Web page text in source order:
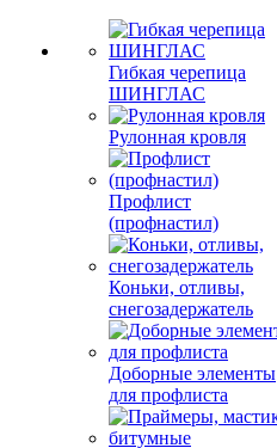
Гибкая черепица
ШИНГЛАС
Рулонная кровля
Профлист
(профнастил)
Коньки, отливы,
снегозадержатель
Доборные элементы
для профлиста